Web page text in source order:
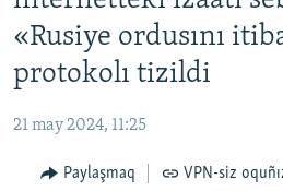
navigatsiyağa
qaytmaq
Qıdıruvğa
İQTİSADİYAT
CEMİYET
İNSAN AQLARI
VİDEO
«Rusiye ordusını
protokolı tizildi
21 may 2024, 11:25
Paylaşmaq VPN-siz